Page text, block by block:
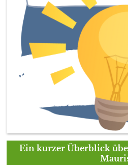
Ein kurzer Überblick